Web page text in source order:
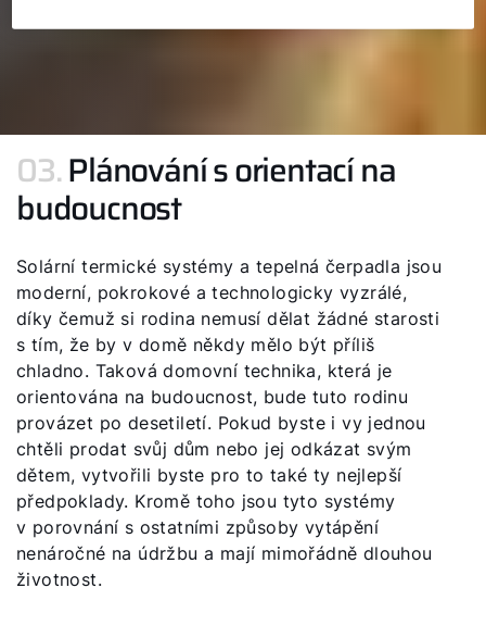
03.Plánování s orientací na
budoucnost
Solární termické systémy a tepelná čerpadla jsou
moderní, pokrokové a technologicky vyzrálé,
díky čemuž si rodina nemusí dělat žádné starosti
s tím, že by v domě někdy mělo být příliš
chladno. Taková domovní technika, která je
orientována na budoucnost, bude tuto rodinu
provázet po desetiletí. Pokud byste i vy jednou
chtěli prodat svůj dům nebo jej odkázat svým
dětem, vytvořili byste pro to také ty nejlepší
předpoklady. Kromě toho jsou tyto systémy
v porovnání s ostatními způsoby vytápění
nenáročné na údržbu a mají mimořádně dlouhou
životnost.